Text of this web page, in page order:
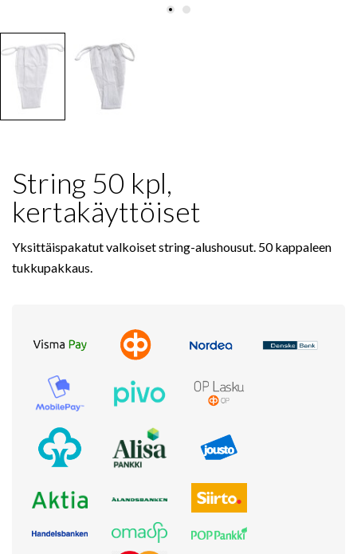
String 50 kpl,
kertakäyttöiset
Yksittäispakatut valkoiset string-alushousut. 50 kappaleen
tukkupakkaus.